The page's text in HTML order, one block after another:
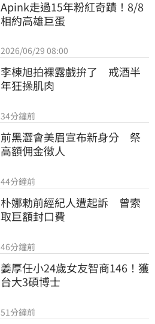
Apink走過15年粉紅奇蹟！8/8
相約高雄巨蛋
2026/06/29 08:00
李棟旭拍裸露戲拚了　戒酒半
年狂操肌肉
34分鐘前
前黑澀會美眉宣布新身分　祭
高額佣金徵人
44分鐘前
朴娜勑前經紀人遭起訴　曾索
取巨額封口費
46分鐘前
姜厚任小24歲女友智商146！獲
台大3碩博士
51分鐘前